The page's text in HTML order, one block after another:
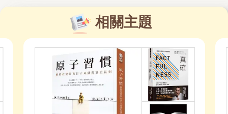
相關主題